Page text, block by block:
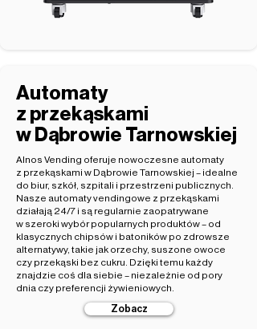
Automaty
z przekąskami
w Dąbrowie Tarnowskiej
Alnos Vending oferuje nowoczesne automaty
z przekąskami w Dąbrowie Tarnowskiej – idealne
do biur, szkół, szpitali i przestrzeni publicznych.
Nasze automaty vendingowe z przekąskami
działają 24/7 i są regularnie zaopatrywane
w szeroki wybór popularnych produktów – od
klasycznych chipsów i batoników po zdrowsze
alternatywy, takie jak orzechy, suszone owoce
czy przekąski bez cukru. Dzięki temu każdy
znajdzie coś dla siebie – niezależnie od pory
dnia czy preferencji żywieniowych.
Zobacz